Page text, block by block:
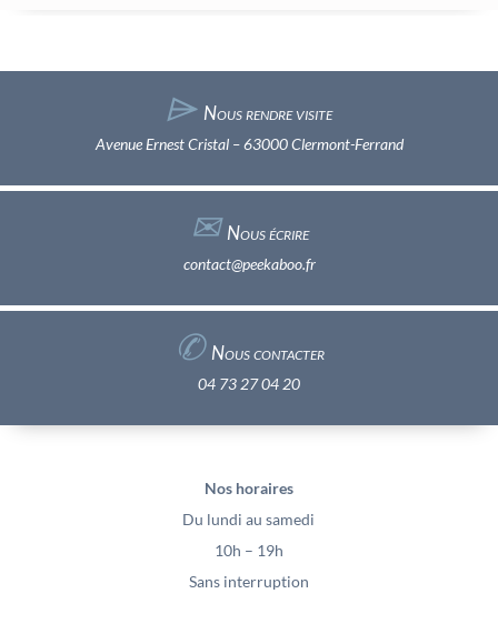
⌲ Nous rendre visite
Avenue Ernest Cristal – 63000 Clermont-Ferrand
✉︎Nous écrire
contact@peekaboo.fr
✆ Nous contacter
04 73 27 04 20
Nos horaires
Du lundi au samedi
10h – 19h
Sans interruption